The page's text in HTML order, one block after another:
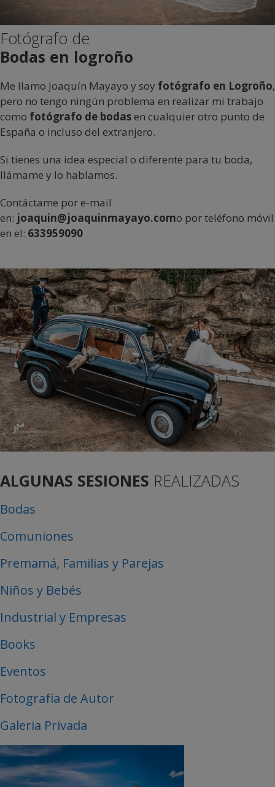
Fotógrafo de
Bodas en logroño
Me llamo Joaquín Mayayo y soy fotógrafo en Logroño,
pero no tengo ningún problema en realizar mi trabajo
como fotógrafo de bodasen cualquier otro punto de
España o incluso del extranjero.
Si tienes una idea especial o diferente para tu boda,
llámame y lo hablamos.
Contáctame por e-mail
en: joaquin@joaquinmayayo.como por teléfono móvil
en el: 633959090
ALGUNAS SESIONES REALIZADAS
Bodas
Comuniones
Premamá, Familias y Parejas
Niños y Bebés
Industrial y Empresas
Books
Eventos
Fotografía de Autor
Galeria Privada